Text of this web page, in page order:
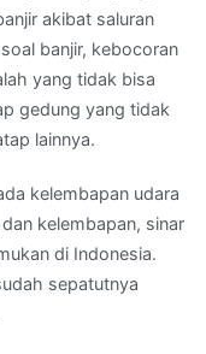
akibat saluran
banjir, kebocoran
yang tidak bisa
gedung yang tidak
lainnya.
kelembapan udara
kelembapan, sinar
di Indonesia.
sepatutnya